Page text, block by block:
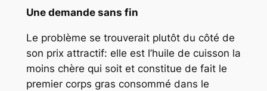
Une demande sans fin
Le problème se trouverait plutôt du côté de
son prix attractif: elle est l’huile de cuisson la
moins chère qui soit et constitue de fait le
premier corps gras consommé dans le